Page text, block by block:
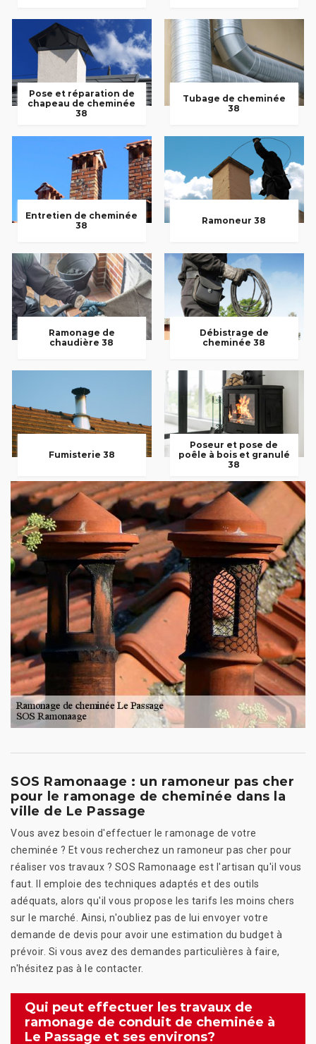
Pose et réparation de
chapeau de cheminée
38
Tubage de cheminée
38
Entretien de cheminée
38
Ramoneur 38
Ramonage de
chaudière 38
Débistrage de
cheminée 38
Fumisterie 38
Poseur et pose de
poêle à bois et granulé
38
SOS Ramonaage : un ramoneur pas cher
pour le ramonage de cheminée dans la
ville de Le Passage
Vous avez besoin d'effectuer le ramonage de votre
cheminée ? Et vous recherchez un ramoneur pas cher pour
réaliser vos travaux ? SOS Ramonaage est l'artisan qu'il vous
faut. Il emploie des techniques adaptés et des outils
adéquats, alors qu'il vous propose les tarifs les moins chers
sur le marché. Ainsi, n'oubliez pas de lui envoyer votre
demande de devis pour avoir une estimation du budget à
prévoir. Si vous avez des demandes particulières à faire,
n'hésitez pas à le contacter.
Qui peut effectuer les travaux de
ramonage de conduit de cheminée à
Le Passage et ses environs?